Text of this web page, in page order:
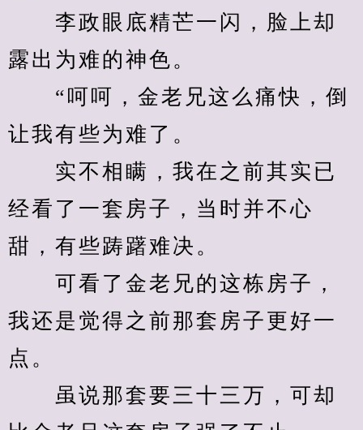
李政眼底精芒一闪，脸上却
露出为难的神色。
“呵呵，金老兄这么痛快，倒
让我有些为难了。
实不相瞒，我在之前其实已
经看了一套房子，当时并不心
甜，有些踌躇难决。
可看了金老兄的这栋房子，
我还是觉得之前那套房子更好一
点。
虽说那套要三十三万，可却